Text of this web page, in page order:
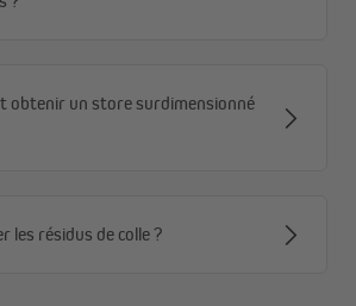
obtenir un store surdimensionné
les résidus de colle ?